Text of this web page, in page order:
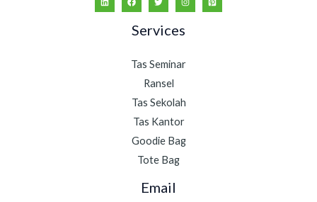
Services
Tas Seminar
Ransel
Tas Sekolah
Tas Kantor
Goodie Bag
Tote Bag
Email